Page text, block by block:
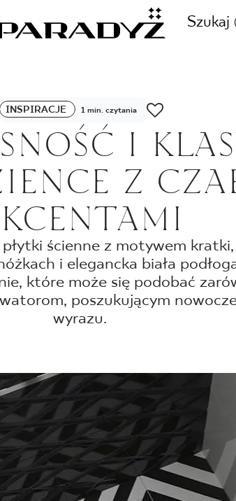
Szukaj
ZADZWOŃ DO NAS
+48
SKLEP INTERNETOWY
44
INSPIRACJE 1 min. czytania
I
Z
ścienne z motywem
i elegancka biała
które może się podobać
poszukującym
wyrazu.